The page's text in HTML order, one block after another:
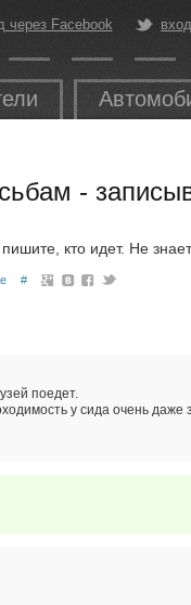
через Facebook
-
кто идет. Не
#
поедет.
у сида очень даже